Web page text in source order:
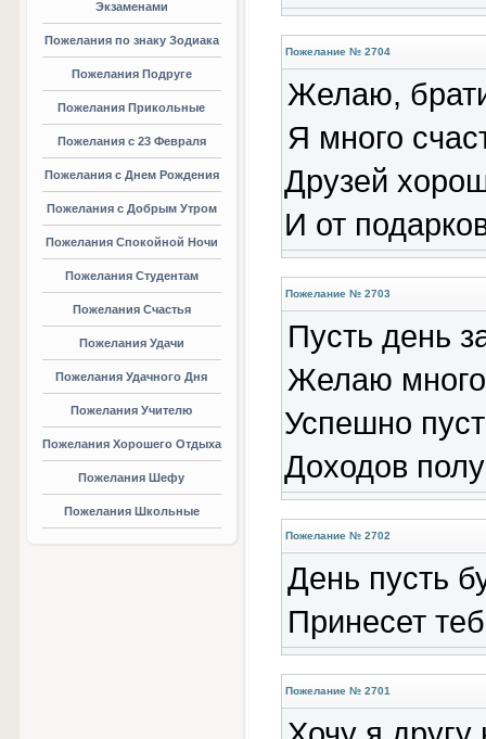
Экзаменами
Пожелания по знаку Зодиака
Пожелания Подруге
Пожелания Прикольные
Пожелания с 23 Февраля
Пожелания с Днем Рождения
Пожелания с Добрым Утром
Пожелания Спокойной Ночи
Пожелания Студентам
Пожелания Счастья
Пожелания Удачи
Пожелания Удачного Дня
Пожелания Учителю
Пожелания Хорошего Отдыха
Пожелания Шефу
Пожелания Школьные
Пожелание № 2704
Желаю,
Я много
Друзей
И от
Пожелание № 2703
Пусть день
Желаю
Успешно
Доходов
Пожелание № 2702
День пусть
Принесет
Пожелание № 2701